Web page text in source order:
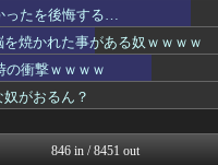
ガンダムブログ（情報戦仕様...
ぴこ速(〃'∇'〃)？
おたくみくす 声優まとめ
ガンプラ ログ
異世界転生まとめ速報
おたくみくす 声優まとめ
ヒーローNEWS
ったを後悔する…
焼かれた事がある奴ｗｗｗｗ
の衝撃ｗｗｗｗ
がおるん？
846 in / 8451 out